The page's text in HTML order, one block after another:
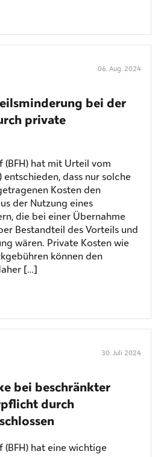
06. Aug. 2024
bei der
private
(BFH) hat mit Urteil vom
entschieden, dass nur solche
Kosten den
der Nutzung eines
die bei einer Übernahme
Bestandteil des Vorteils und
wären. Private Kosten wie
können den
[…]
30. Juli 2024
bei beschränkter
durch
(BFH) hat eine wichtige